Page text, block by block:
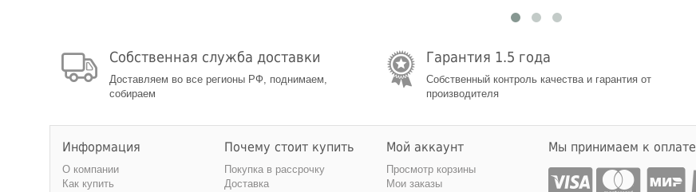
Собственная служба доставки
Доставляем во все регионы РФ, поднимаем,
собираем
Гарантия 1.5 года
Собственный контроль качества и гарантия от
производителя
Информация
О компании
Как купить
Почему стоит купить
Покупка в рассрочку
Доставка
Мой аккаунт
Просмотр корзины
Мои заказы
Мы принимаем к оплате